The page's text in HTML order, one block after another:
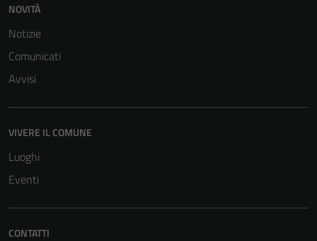
NOVITÀ
Notizie
Comunicati
Avvisi
VIVERE IL COMUNE
Luoghi
Eventi
CONTATTI